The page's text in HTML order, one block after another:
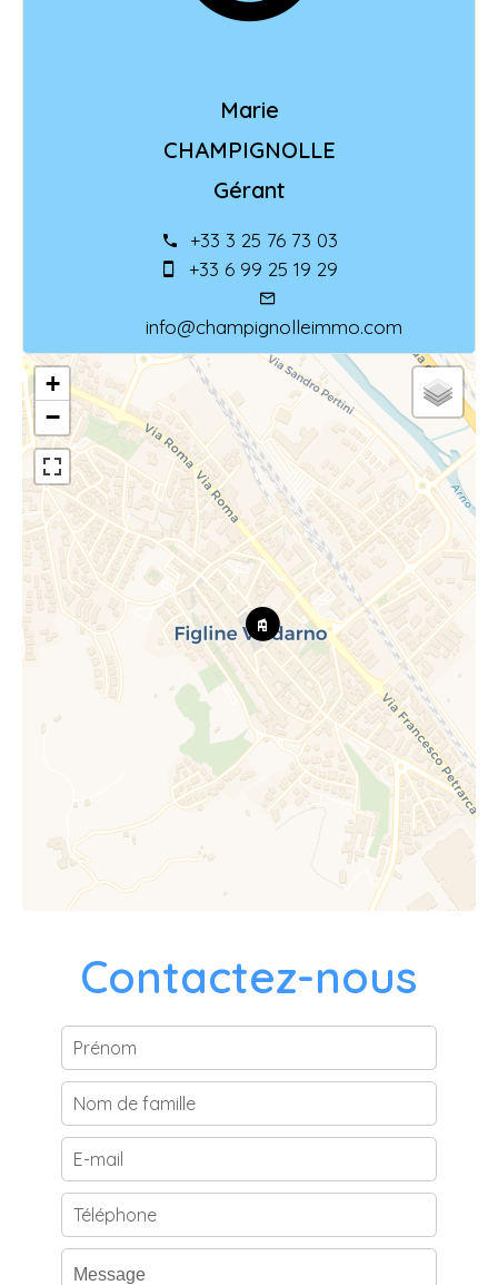
Marie
CHAMPIGNOLLE
Gérant
+33 3 25 76 73 03
+33 6 99 25 19 29
info@champignolleimmo.com
+
−
Contactez-nous